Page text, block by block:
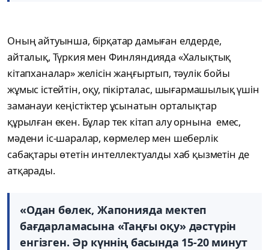
Оның айтуынша, бірқатар дамыған елдерде,
айталық, Түркия мен Финляндияда «Халықтық
кітапханалар» желісін жаңғыртып, тәулік бойы
жұмыс істейтін, оқу, пікірталас, шығармашылық үшін
заманауи кеңістіктер ұсынатын орталықтар
құрылған екен. Бұлар тек кітап алу орнына емес,
мәдени іс-шаралар, көрмелер мен шеберлік
сабақтары өтетін интеллектуалды хаб қызметін де
атқарады.
«Одан бөлек, Жапонияда мектеп
бағдарламасына «Таңғы оқу» дәстүрін
енгізген. Әр күннің басында 15-20 минут